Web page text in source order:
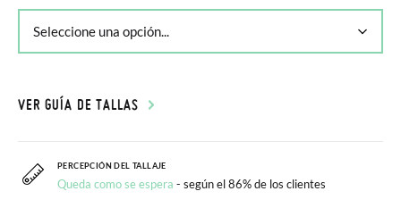
VER GUÍA DE TALLAS
PERCEPCIÓN DEL TALLAJE
Queda como se espera - según el 86% de los clientes